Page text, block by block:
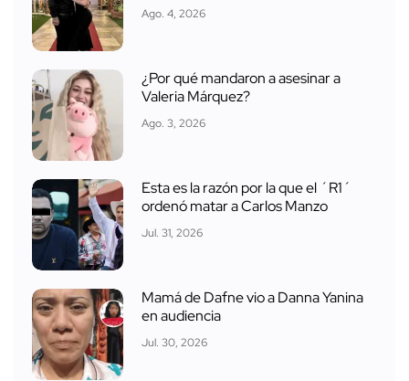
Ago. 4, 2026
¿Por qué mandaron a asesinar a
Valeria Márquez?
Ago. 3, 2026
Esta es la razón por la que el ´R1´
ordenó matar a Carlos Manzo
Jul. 31, 2026
Mamá de Dafne vio a Danna Yanina
en audiencia
Jul. 30, 2026